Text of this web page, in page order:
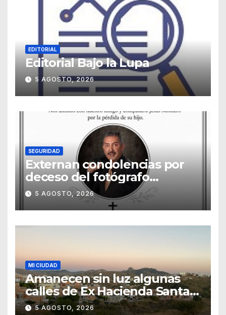
EDITORIAL
Editorial Bajo la Lupa
5 AGOSTO, 2026
SEGURIDAD
Externan condolencias por
deceso del fotógrafo
Emmanuel Montero
5 AGOSTO, 2026
MI CIUDAD
Amanecen sin luz algunas
calles de Ex Hacienda Santa
Teresa
5 AGOSTO, 2026